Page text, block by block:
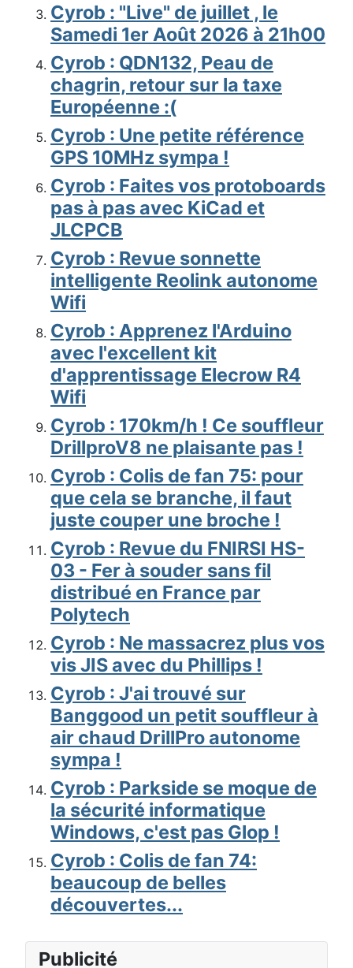
Cyrob : "Live" de juillet , le
Samedi 1er Août 2026 à 21h00
Cyrob : QDN132, Peau de
chagrin, retour sur la taxe
Européenne :(
Cyrob : Une petite référence
GPS 10MHz sympa !
Cyrob : Faites vos protoboards
pas à pas avec KiCad et
JLCPCB
Cyrob : Revue sonnette
intelligente Reolink autonome
Wifi
Cyrob : Apprenez l'Arduino
avec l'excellent kit
d'apprentissage Elecrow R4
Wifi
Cyrob : 170km/h ! Ce souffleur
DrillproV8 ne plaisante pas !
Cyrob : Colis de fan 75: pour
que cela se branche, il faut
juste couper une broche !
Cyrob : Revue du FNIRSI HS-
03 - Fer à souder sans fil
distribué en France par
Polytech
Cyrob : Ne massacrez plus vos
vis JIS avec du Phillips !
Cyrob : J'ai trouvé sur
Banggood un petit souffleur à
air chaud DrillPro autonome
sympa !
Cyrob : Parkside se moque de
la sécurité informatique
Windows, c'est pas Glop !
Cyrob : Colis de fan 74:
beaucoup de belles
découvertes...
Publicité